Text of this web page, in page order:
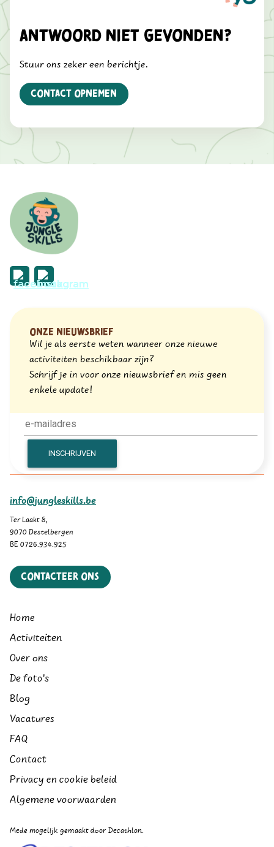
Antwoord niet gevonden?
Stuur ons zeker een berichtje.
Contact opnemen
Onze nieuwsbrief
Wil je als eerste weten wanneer onze nieuwe
activiteiten beschikbaar zijn?
Schrijf je in voor onze nieuwsbrief en mis geen
enkele update!
info@jungleskills.be
Ter Laakt 8,
9070 Destelbergen
BE 0726.934.925
Contacteer ons
Home
Activiteiten
Over ons
De foto's
Blog
Vacatures
FAQ
Contact
Privacy en cookie beleid
Algemene voorwaarden
Mede mogelijk gemaakt door Decathlon.